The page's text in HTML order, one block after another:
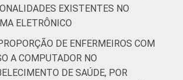
EXISTENTES NO
ELETRÔNICO
DE ENFERMEIROS COM
A COMPUTADOR NO
DE SAÚDE, POR